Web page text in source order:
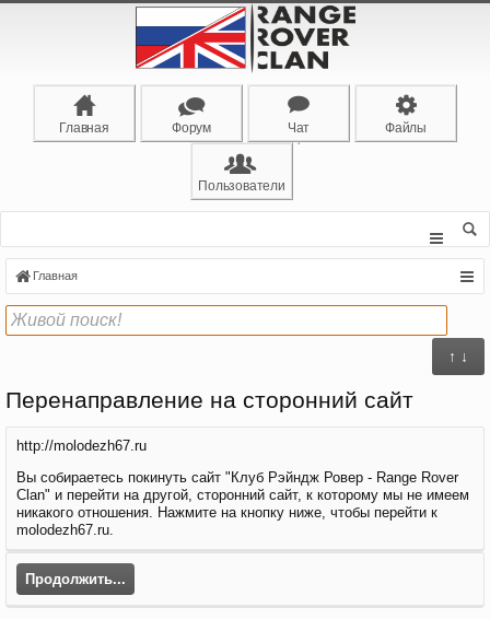
Главная Форум Чат Файлы
Пользователи
Главная
↑ ↓
Перенаправление на сторонний сайт
http://molodezh67.ru
Вы собираетесь покинуть сайт "Клуб Рэйндж Ровер - Range Rover
Clan" и перейти на другой, сторонний сайт, к которому мы не имеем
никакого отношения. Нажмите на кнопку ниже, чтобы перейти к
molodezh67.ru.
Продолжить...